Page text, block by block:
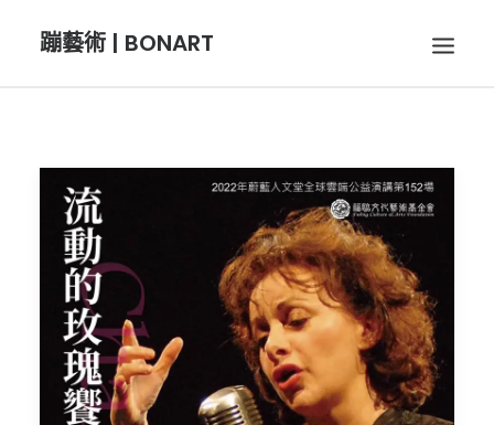
蹦藝術 | BONART
BON呼吸
BON攝影
BON插畫